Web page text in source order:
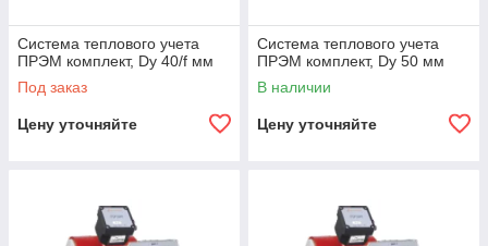
Система теплового учета
ПРЭМ комплект, Dy 40/f мм
Под заказ
Цену уточняйте
Система теплового учета
ПРЭМ комплект, Dy 50 мм
В наличии
Цену уточняйте